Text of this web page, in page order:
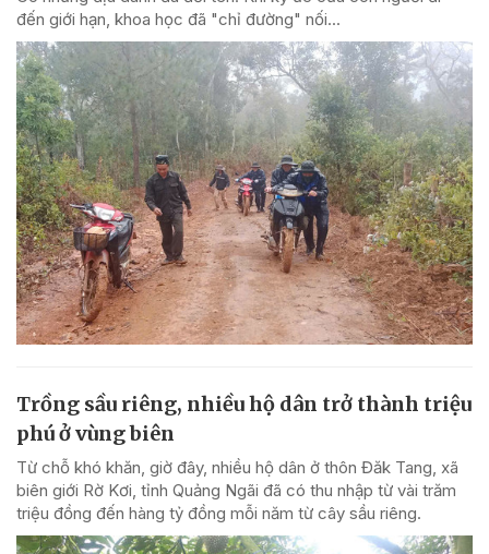
đến giới hạn, khoa học đã "chỉ đường" nối...
Trồng sầu riêng, nhiều hộ dân trở thành triệu
phú ở vùng biên
Từ chỗ khó khăn, giờ đây, nhiều hộ dân ở thôn Đăk Tang, xã
biên giới Rờ Kơi, tỉnh Quảng Ngãi đã có thu nhập từ vài trăm
triệu đồng đến hàng tỷ đồng mỗi năm từ cây sầu riêng.